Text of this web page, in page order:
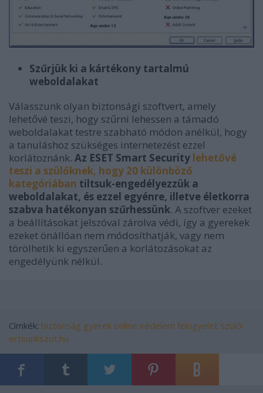
Szűrjük ki a kártékony tartalmú
weboldalakat
Válasszunk olyan biztonsági szoftvert, amely
lehetővé teszi, hogy szűrni lehessen a támadó
weboldalakat testre szabható módon anélkül, hogy
a tanuláshoz szükséges internetezést ezzel
korlátoznánk. Az ESET Smart Security lehetővé
teszi a szülőknek, hogy 20 különböző
kategóriában tiltsuk-engedélyezzük a
weboldalakat, és ezzel egyénre, illetve életkorra
szabva hatékonyan szűrhessünk. A szoftver ezeket
a beállításokat jelszóval zárolva védi, így a gyerekek
ezeket önállóan nem módosíthatják, vagy nem
törölhetik ki egyszerűen a korlátozásokat az
engedélyünk nélkül.
Címkék: biztonság gyerek online védelem felügyelet szülői
ertsunkszot.hu